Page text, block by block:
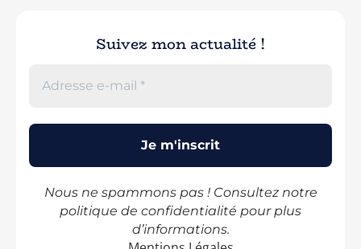
Suivez mon actualité !
Nous ne spammons pas ! Consultez notre
politique de confidentialité pour plus
d’informations.